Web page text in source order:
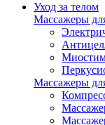
Уход за телом
Массажеры
Массажеры